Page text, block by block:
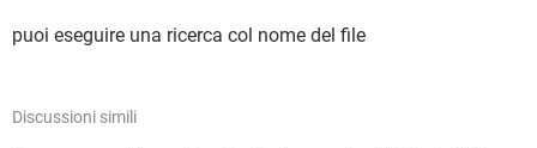
puoi eseguire una ricerca col nome del file
Discussioni simili